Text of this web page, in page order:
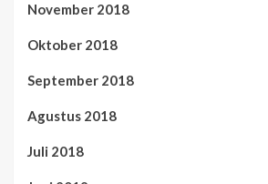
November 2018
Oktober 2018
September 2018
Agustus 2018
Juli 2018